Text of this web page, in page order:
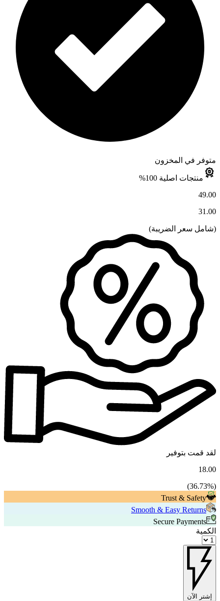
متوفر في المخزون
منتجات اصلية 100%
49.00
31.00
(شامل سعر الضريبة)
لقد قمت بتوفير
18.00
(
36.73%)
Trust & Safety
Smooth & Easy Returns
Secure Payments
الكمية
إشتر الآن